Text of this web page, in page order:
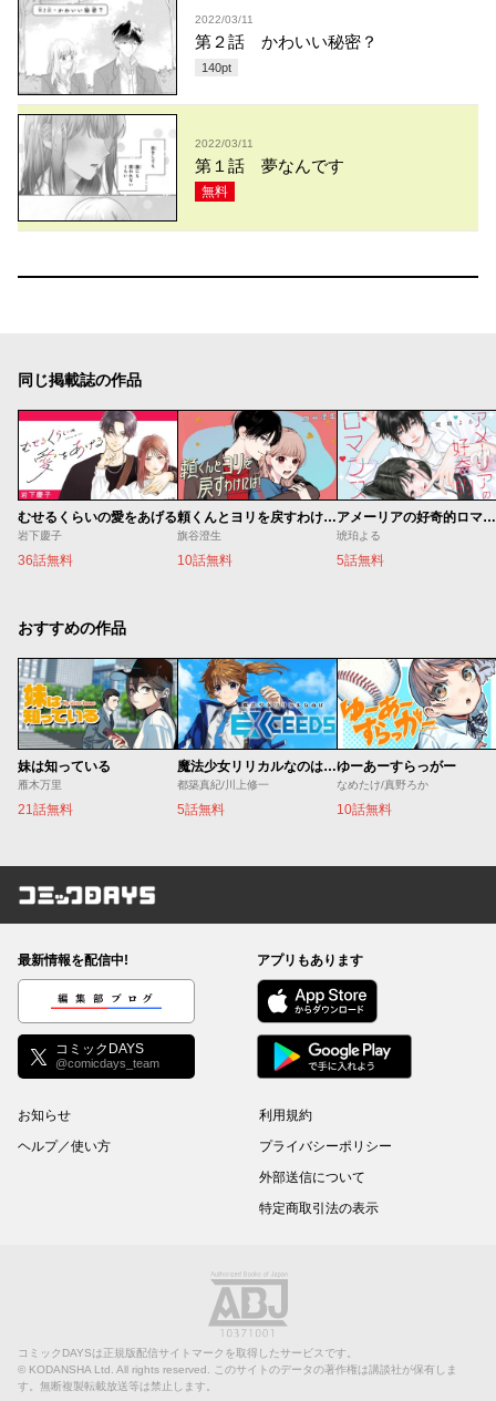
2022/03/11
第２話 かわいい秘密？
140pt
2022/03/11
第１話 夢なんです
無料
同じ掲載誌の作品
むせるくらいの愛をあげる
岩下慶子
36話無料
頼くんとヨリを戻すわけには！
旗谷澄生
10話無料
アメーリアの好奇的ロマンス
琥珀よる
5話無料
おすすめの作品
妹は知っている
雁木万里
21話無料
魔法少女リリカルなのは EXCEEDS
都築真紀/川上修一
5話無料
ゆーあーすらっがー
なめたけ/真野ろか
10話無料
コミックDAYS
最新情報を配信中!
編集部ブログ
コミックDAYS
@comicdays_team
アプリもあります
お知らせ
ヘルプ／使い方
利用規約
プライバシーポリシー
外部送信について
特定商取引法の表示
コミックDAYSは正規版配信サイトマークを取得したサービスです。
© KODANSHA Ltd. All rights reserved. このサイトのデータの著作権は講談社が保有しま
す。無断複製転載放送等は禁止します。